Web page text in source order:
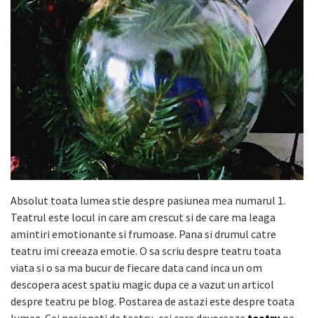
Absolut toata lumea stie despre pasiunea mea numarul 1.
Teatrul este locul in care am crescut si de care ma leaga
amintiri emotionante si frumoase. Pana si drumul catre
teatru imi creeaza emotie. O sa scriu despre teatru toata
viata si o sa ma bucur de fiecare data cand inca un om
descopera acest spatiu magic dupa ce a vazut un articol
despre teatru pe blog. Postarea de astazi este despre toata